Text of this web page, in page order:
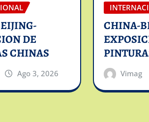
DE
CHINAS
Ago 3, 2026
CHINA-
Vimag